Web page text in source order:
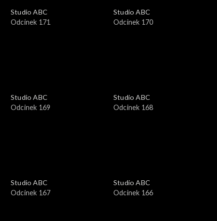
Studio ABC
Odcinek 171
Studio ABC
Odcinek 170
Studio ABC
Odcinek 169
Studio ABC
Odcinek 168
Studio ABC
Odcinek 167
Studio ABC
Odcinek 166